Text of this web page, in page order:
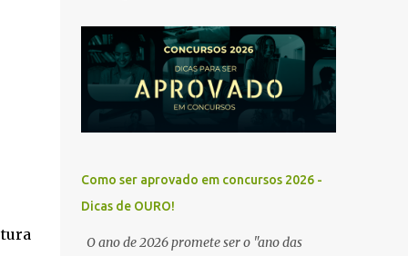
Como ser aprovado em concursos 2026 -
Dicas de OURO!
O ano de 2026 promete ser o "ano das